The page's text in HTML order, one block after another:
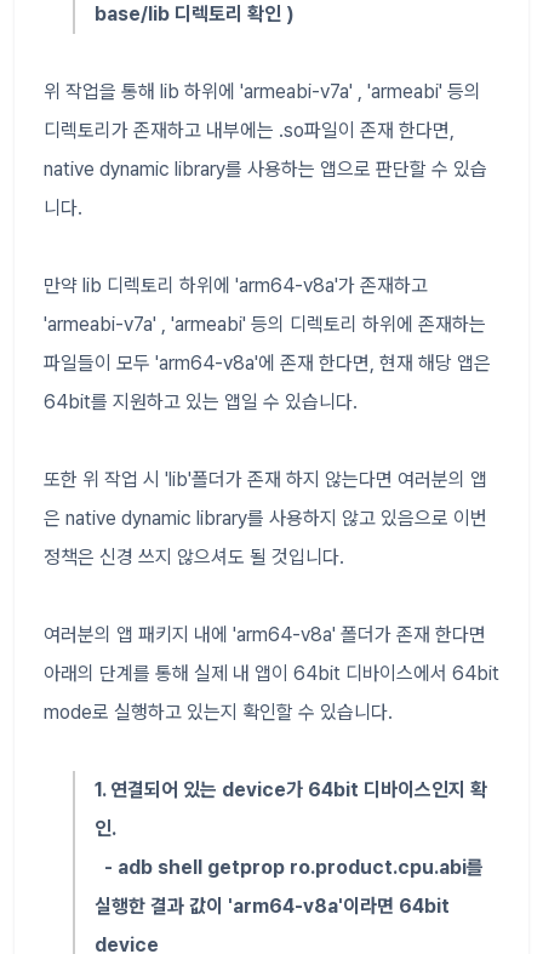
base/lib 디렉토리 확인 )
위 작업을 통해 lib 하위에 'armeabi-v7a' , 'armeabi' 등의
디렉토리가 존재하고 내부에는 .so파일이 존재 한다면,
native dynamic library를 사용하는 앱으로 판단할 수 있습
니다.
만약 lib 디렉토리 하위에 'arm64-v8a'가 존재하고
'armeabi-v7a' , 'armeabi' 등의 디렉토리 하위에 존재하는
파일들이 모두 'arm64-v8a'에 존재 한다면, 현재 해당 앱은
64bit를 지원하고 있는 앱일 수 있습니다.
또한 위 작업 시 'lib'폴더가 존재 하지 않는다면 여러분의 앱
은 native dynamic library를 사용하지 않고 있음으로 이번
정책은 신경 쓰지 않으셔도 될 것입니다.
여러분의 앱 패키지 내에 'arm64-v8a' 폴더가 존재 한다면
아래의 단계를 통해 실제 내 앱이 64bit 디바이스에서 64bit
mode로 실행하고 있는지 확인할 수 있습니다.
1. 연결되어 있는 device가 64bit 디바이스인지 확
인.
- adb shell getprop ro.product.cpu.abi를
실행한 결과 값이 'arm64-v8a'이라면 64bit
device